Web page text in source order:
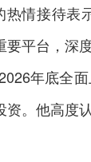
接待表
平台，深
年底全
。他高度